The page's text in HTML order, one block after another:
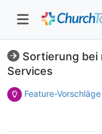
Sortierung bei
Services
Feature-